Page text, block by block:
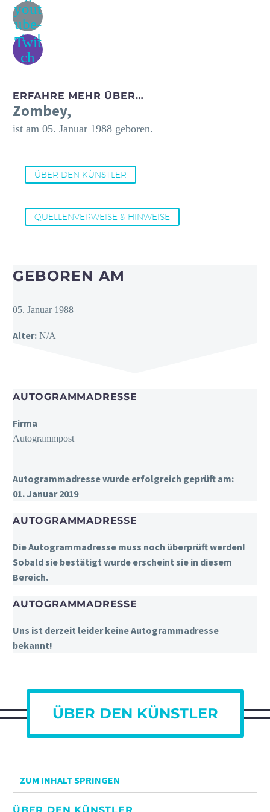
yout
ube-
circl
e
Twit
ch
ERFAHRE MEHR ÜBER…
Zombey,
ist am 05. Januar 1988 geboren.
ÜBER DEN KÜNSTLER
QUELLENVERWEISE & HINWEISE
GEBOREN AM
05. Januar 1988
Alter: N/A
AUTOGRAMMADRESSE
Firma
Autogrammpost
Autogrammadresse wurde erfolgreich geprüft am:
01. Januar 2019
AUTOGRAMMADRESSE
Die Autogrammadresse muss noch überprüft werden!
Sobald sie bestätigt wurde erscheint sie in diesem
Bereich.
AUTOGRAMMADRESSE
Uns ist derzeit leider keine Autogrammadresse
bekannt!
ÜBER DEN KÜNSTLER
ZUM INHALT SPRINGEN